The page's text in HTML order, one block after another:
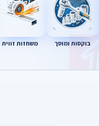
בוקסות ומוסך משחזות זווית